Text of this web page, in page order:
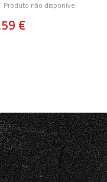
Produto não disponível
€